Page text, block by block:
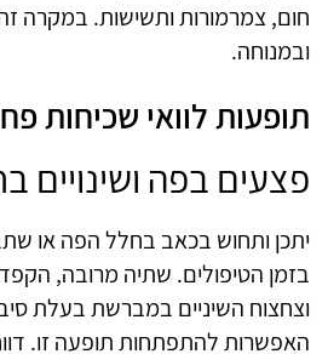
חום, צמרמורות ותשישות. במקרה
ובמנוחה.
תופעות לוואי שכיחות
פצעים בפה ושינויים
יתכן ותחוש בכאב בחלל הפה או
בזמן הטיפולים. שתיה מרובה,
וצחצוח השיניים במברשת בעלת
האפשרות להתפתחות תופעה זו.